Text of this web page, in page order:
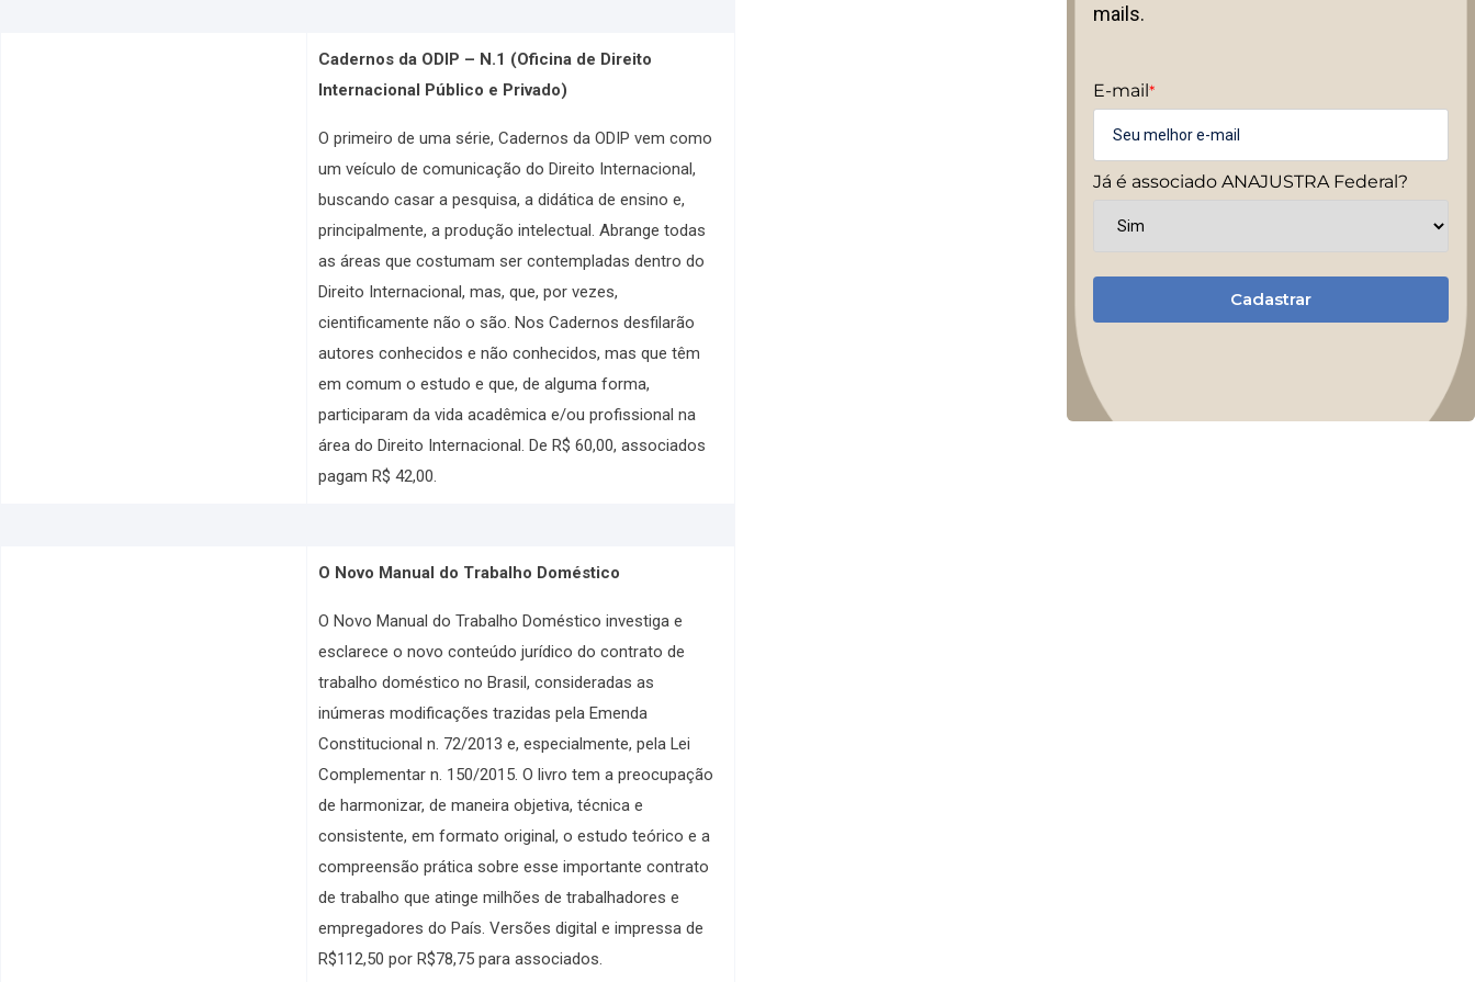
Cadernos da ODIP – N.1 (Oficina de Direito
Internacional Público e Privado)
O primeiro de uma série, Cadernos da ODIP vem como
um veículo de comunicação do Direito Internacional,
buscando casar a pesquisa, a didática de ensino e,
principalmente, a produção intelectual. Abrange todas
as áreas que costumam ser contempladas dentro do
Direito Internacional, mas, que, por vezes,
cientificamente não o são. Nos Cadernos desfilarão
autores conhecidos e não conhecidos, mas que têm
em comum o estudo e que, de alguma forma,
participaram da vida acadêmica e/ou profissional na
área do Direito Internacional. De R$ 60,00, associados
pagam R$ 42,00.
O Novo Manual do Trabalho Doméstico
O Novo Manual do Trabalho Doméstico investiga e
esclarece o novo conteúdo jurídico do contrato de
trabalho doméstico no Brasil, consideradas as
inúmeras modificações trazidas pela Emenda
Constitucional n. 72/2013 e, especialmente, pela Lei
Complementar n. 150/2015. O livro tem a preocupação
de harmonizar, de maneira objetiva, técnica e
consistente, em formato original, o estudo teórico e a
compreensão prática sobre esse importante contrato
de trabalho que atinge milhões de trabalhadores e
empregadores do País. Versões digital e impressa de
R$112,50 por R$78,75 para associados.
mails.
E-mail *
Já é associado ANAJUSTRA Federal?
Cadastrar